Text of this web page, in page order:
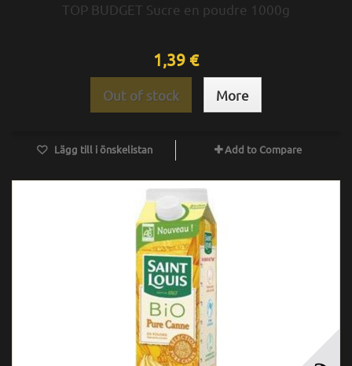
TOP BUDGET Sucre en poudre 1000g
1,39 €
Out of stock More
Lägg till i önskelistan Add to Compare